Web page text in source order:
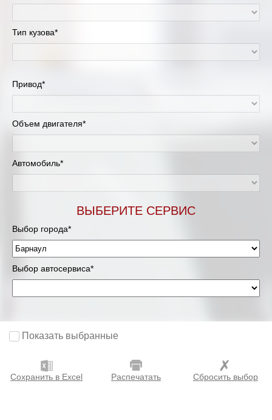
Тип кузова*
Привод*
Объем двигателя*
Автомобиль*
ВЫБЕРИТЕ СЕРВИС
Выбор города*
Выбор автосервиса*
Показать выбранные
Сохранить в Excel Распечатать Сбросить выбор